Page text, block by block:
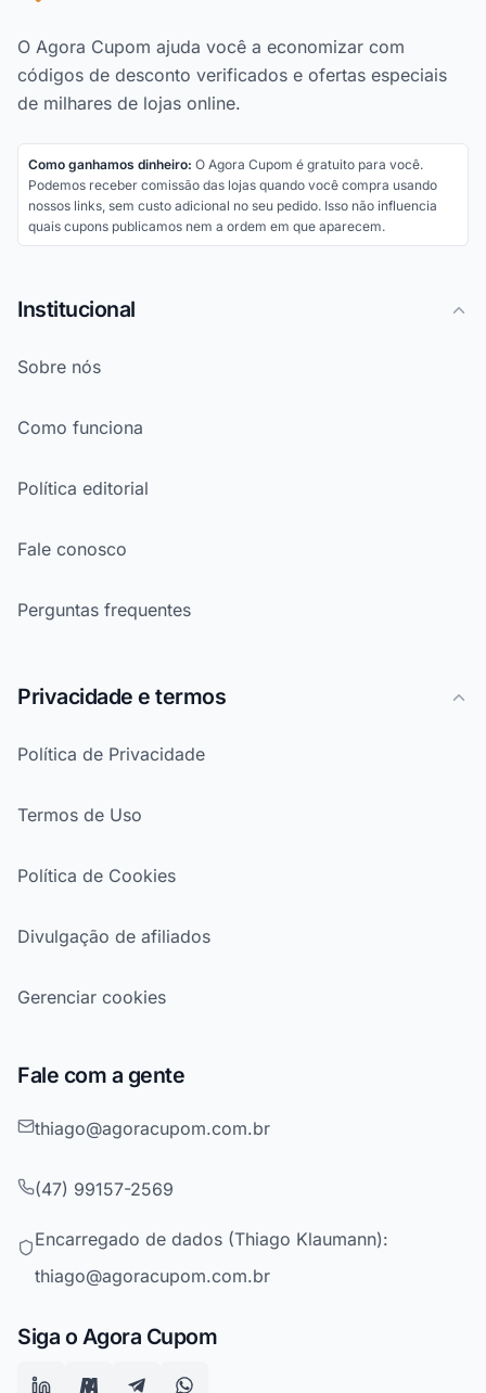
O Agora Cupom ajuda você a economizar com
códigos de desconto verificados e ofertas especiais
de milhares de lojas online.
Como ganhamos dinheiro: O Agora Cupom é gratuito para você.
Podemos receber comissão das lojas quando você compra usando
nossos links, sem custo adicional no seu pedido. Isso não influencia
quais cupons publicamos nem a ordem em que aparecem.
Institucional
Sobre nós
Como funciona
Política editorial
Fale conosco
Perguntas frequentes
Privacidade e termos
Política de Privacidade
Termos de Uso
Política de Cookies
Divulgação de afiliados
Gerenciar cookies
Fale com a gente
thiago@agoracupom.com.br
(47) 99157-2569
Encarregado de dados (Thiago Klaumann):
thiago@agoracupom.com.br
Siga o Agora Cupom